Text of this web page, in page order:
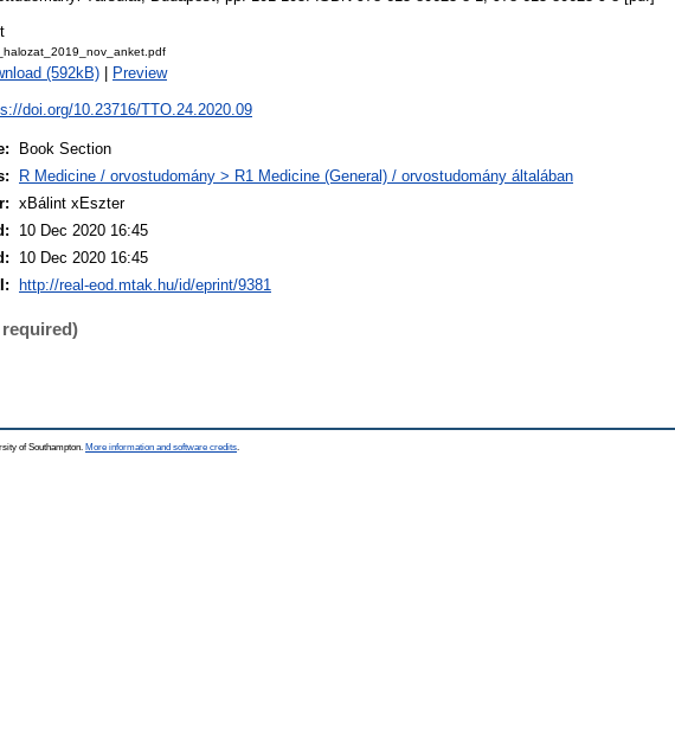
(592kB) Preview
doi.org/10.23716/TTO.24.2020.09
Book Section
R Medicine / orvostudomány > R1 Medicine (General) / orvostudomány általában
xBálint xEszter
10 Dec 2020 16:45
10 Dec 2020 16:45
http://real-eod.mtak.hu/id/eprint/9381
of Southampton. More information and software credits